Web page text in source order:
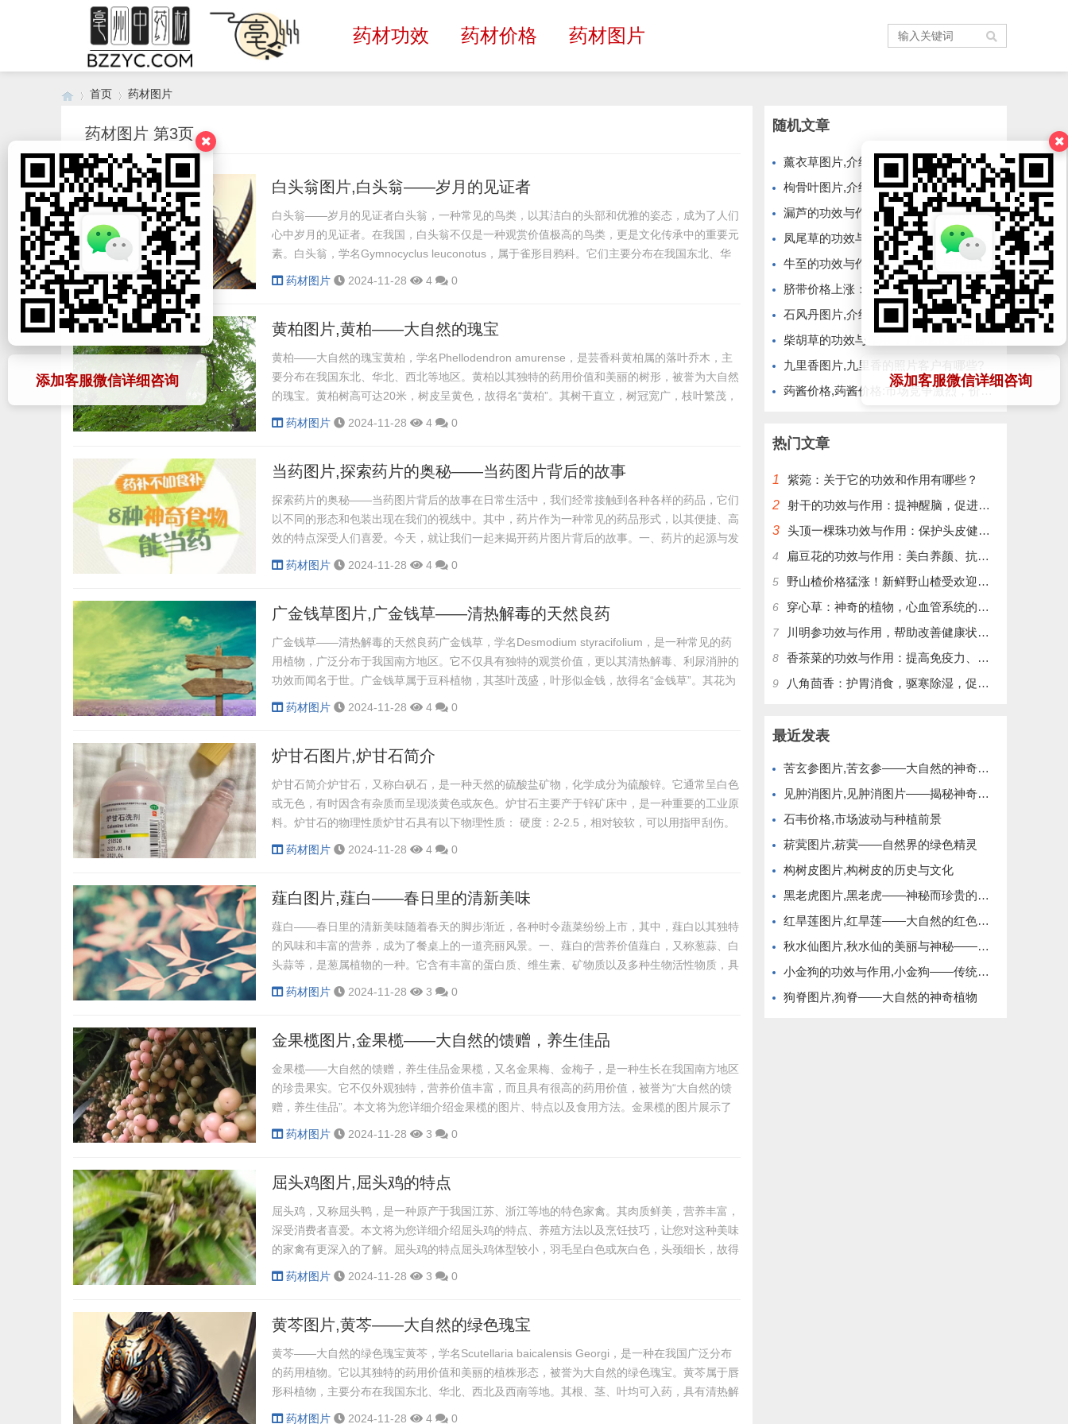
药材功效 药材价格 药材图片
添加客服微信详细咨询 添加客服微信详细咨询
首页
›
药材图片
药材图片 第3页
白头翁图片,白头翁——岁月的见证者
白头翁——岁月的见证者白头翁，一种常见的鸟类，以其洁白的头部和优雅的姿态，成为了人们
心中岁月的见证者。在我国，白头翁不仅是一种观赏价值极高的鸟类，更是文化传承中的重要元
素。白头翁，学名Gymnocyclus leuconotus，属于雀形目鸦科。它们主要分布在我国东北、华
北、华东、华南等地区，以及俄罗斯、朝鲜、日本等地。白头翁体型较小，体长约20-25厘米，
药材图片 2024-11-28 4 0
黄柏图片,黄柏——大自然的瑰宝
黄柏——大自然的瑰宝黄柏，学名Phellodendron amurense，是芸香科黄柏属的落叶乔木，主
要分布在我国东北、华北、西北等地区。黄柏以其独特的药用价值和美丽的树形，被誉为大自然
的瑰宝。黄柏树高可达20米，树皮呈黄色，故得名“黄柏”。其树干直立，树冠宽广，枝叶繁茂，
具有较高的观赏价值。黄柏的叶子为奇数羽状复叶，小叶5-9片，呈椭圆形或长椭圆形，边缘有
药材图片 2024-11-28 4 0
当药图片,探索药片的奥秘——当药图片背后的故事
探索药片的奥秘——当药图片背后的故事在日常生活中，我们经常接触到各种各样的药品，它们
以不同的形态和包装出现在我们的视线中。其中，药片作为一种常见的药品形式，以其便捷、高
效的特点深受人们喜爱。今天，就让我们一起来揭开药片图片背后的故事。一、药片的起源与发
展二、药片的种类与特点1. 普通片剂普通片剂是最常见的药片类型，通常由药物粉末和辅料混合
剂是...
药材图片 2024-11-28 4 0
广金钱草图片,广金钱草——清热解毒的天然良药
广金钱草——清热解毒的天然良药广金钱草，学名Desmodium styracifolium，是一种常见的药
用植物，广泛分布于我国南方地区。它不仅具有独特的观赏价值，更以其清热解毒、利尿消肿的
功效而闻名于世。广金钱草属于豆科植物，其茎叶茂盛，叶形似金钱，故得名“金钱草”。其花为
白色或淡紫色，花期在夏季，果实为扁平的豆荚，成熟时呈棕色。广金钱草的生长环境较为广
药材图片 2024-11-28 4 0
炉甘石图片,炉甘石简介
炉甘石简介炉甘石，又称白矾石，是一种天然的硫酸盐矿物，化学成分为硫酸锌。它通常呈白色
或无色，有时因含有杂质而呈现淡黄色或灰色。炉甘石主要产于锌矿床中，是一种重要的工业原
料。炉甘石的物理性质炉甘石具有以下物理性质： 硬度：2-2.5，相对较软，可以用指甲刮伤。
密度：4.0-4.5 g/cm3，密度较大。 颜色：白色、无色、淡黄色或灰色。 条痕：白色。 透明度：
药材图片 2024-11-28 4 0
薤白图片,薤白——春日里的清新美味
薤白——春日里的清新美味随着春天的脚步渐近，各种时令蔬菜纷纷上市，其中，薤白以其独特
的风味和丰富的营养，成为了餐桌上的一道亮丽风景。一、薤白的营养价值薤白，又称葱蒜、白
头蒜等，是葱属植物的一种。它含有丰富的蛋白质、维生素、矿物质以及多种生物活性物质，具
有很高的营养价值。1. 提高免疫力：薤白中的维生素C和维生素E具有抗氧化作用，可以增强人
薤...
药材图片 2024-11-28 3 0
金果榄图片,金果榄——大自然的馈赠，养生佳品
金果榄——大自然的馈赠，养生佳品金果榄，又名金果梅、金梅子，是一种生长在我国南方地区
的珍贵果实。它不仅外观独特，营养价值丰富，而且具有很高的药用价值，被誉为“大自然的馈
赠，养生佳品”。本文将为您详细介绍金果榄的图片、特点以及食用方法。金果榄的图片展示了
一种独特的果实形态。它的果实呈金黄色，形状类似于橄榄，因此得名“金果榄”。果实表面光
药材图片 2024-11-28 3 0
屈头鸡图片,屈头鸡的特点
屈头鸡，又称屈头鸭，是一种原产于我国江苏、浙江等地的特色家禽。其肉质鲜美，营养丰富，
深受消费者喜爱。本文将为您详细介绍屈头鸡的特点、养殖方法以及烹饪技巧，让您对这种美味
的家禽有更深入的了解。屈头鸡的特点屈头鸡体型较小，羽毛呈白色或灰白色，头颈细长，故得
名“屈头鸡”。其肉质细嫩，脂肪含量适中，味道鲜美，营养丰富。屈头鸡的肉质与普通鸡有所不
应以谷物、...
药材图片 2024-11-28 3 0
黄芩图片,黄芩——大自然的绿色瑰宝
黄芩——大自然的绿色瑰宝黄芩，学名Scutellaria baicalensis Georgi，是一种在我国广泛分布
的药用植物。它以其独特的药用价值和美丽的植株形态，被誉为大自然的绿色瑰宝。黄芩属于唇
形科植物，主要分布在我国东北、华北、西北及西南等地。其根、茎、叶均可入药，具有清热解
毒、凉血止血、消炎止痛等功效。在中医药中，黄芩被广泛应用于治疗感冒、发热、咳嗽、肺
药材图片 2024-11-28 4 0
随机文章
薰衣草图片,介绍。
枸骨叶图片,介绍枳骨叶。
漏芦的功效与作用,乘的效用和效用。
凤尾草的功效与作用,花苞草的功效和作用
牛至的功效与作用,牛至的功效与作用禁忌
脐带价格上涨：趋势、原因与影响
石风丹图片,介绍。
柴胡草的功效与作用，了解它的药用价值及健康益处
九里香图片,九里香的照片客户有哪些?
蒟酱价格,蒟酱价格:市场竞争激烈，价格差距很大。
热门文章
1
紫菀：关于它的功效和作用有哪些？
2 射干的功效与作用：提神醒脑，促进血液循环，增强免疫力
3 头顶一棵珠功效与作用：保护头皮健康，改善头发质量
4 扁豆花的功效与作用：美白养颜、抗衰老、促进消化、缓解便秘
5 野山楂价格猛涨！新鲜野山楂受欢迎，别错过最好时机！
6 穿心草：神奇的植物，心血管系统的护卫
7 川明参功效与作用，帮助改善健康状况，提升免疫力
8 香茶菜的功效与作用：提高免疫力、保护肝脏、降低血糖
9 八角茴香：护胃消食，驱寒除湿，促进血液循环
最近发表
苦玄参图片,苦玄参——大自然的神奇植物
见肿消图片,见肿消图片——揭秘神奇的中草药膏药
石韦价格,市场波动与种植前景
菥蓂图片,菥蓂——自然界的绿色精灵
构树皮图片,构树皮的历史与文化
黑老虎图片,黑老虎——神秘而珍贵的野生植物
红旱莲图片,红旱莲——大自然的红色精灵
秋水仙图片,秋水仙的美丽与神秘——大自然的瑰宝
小金狗的功效与作用,小金狗——传统药材的现代应用
狗脊图片,狗脊——大自然的神奇植物